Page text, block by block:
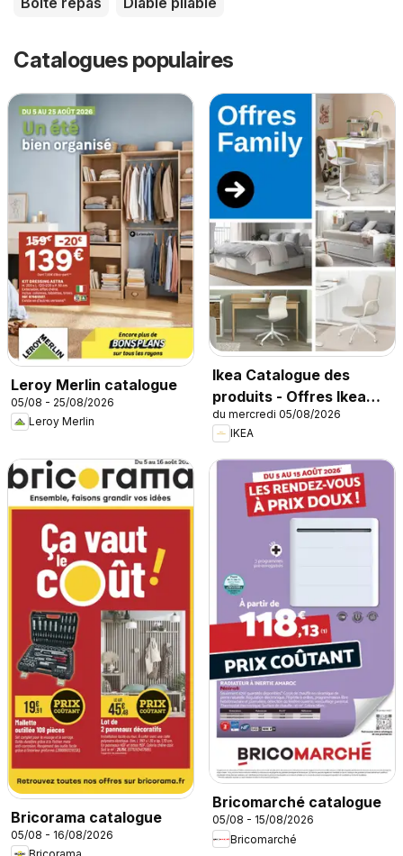
Catalogues populaires
Leroy Merlin catalogue
05/08 - 25/08/2026
Leroy Merlin
Ikea Catalogue des
produits - Offres Ikea
Family
du mercredi 05/08/2026
IKEA
Bricorama catalogue
05/08 - 16/08/2026
Bricomarché catalogue
05/08 - 15/08/2026
Bricomarché